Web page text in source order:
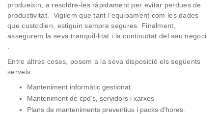
produeixin, a resoldre-lesràpidament per evitar perdues de
productivitat. Vigilem que tant l’equipament com les dades
que custodien, estiguin sempre segures. Finalment,
assegurem la seva tranquil·litat i la continuïtat del seu negoci
Entre altres coses, posem a la seva disposició els següents
serveis:
Manteniment informàtic gestionat.
Manteniment de cpd’s, servidors i xarxes
Plans de manteniments preventius i packs d’hores.